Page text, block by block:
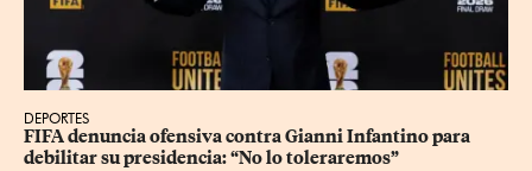
DEPORTES
FIFA denuncia ofensiva contra Gianni Infantino para
debilitar su presidencia: “No lo toleraremos”